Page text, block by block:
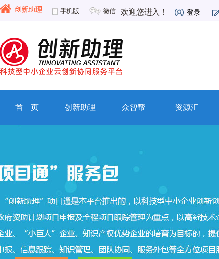
手机版 微信 欢迎您进入！ 登录
首 页 创新助理 众智帮 资源汇